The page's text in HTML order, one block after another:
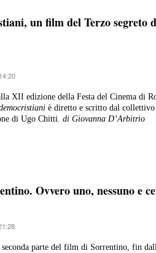
un film del Terzo segreto
XII edizione della Festa del Cinema di
è diretto e scritto dal
di Ugo Chitti. di Giovanna D’Arbitrio
Ovvero uno, nessuno e
seconda parte del film di Sorrentino, fin